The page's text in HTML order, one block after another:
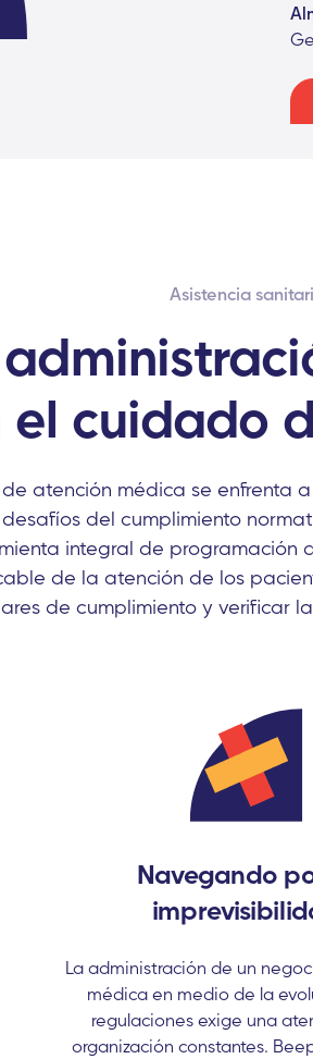
Asistencia
el cuidado
de atención médica se enfrenta
del cumplimiento
integral de programación
de la atención de los
de cumplimiento y verificar
Navegando
La administración de un
médica en medio de la
regulaciones exige una
organización constantes.